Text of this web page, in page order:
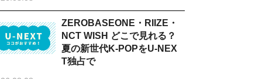
ZEROBASEONE・RIIZE・
NCT WISH どこで見れる？
夏の新世代K-POPをU-NEX
T独占で